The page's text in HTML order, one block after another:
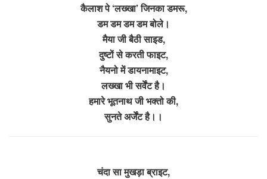
कैलाश पे ‘लख्खा’ जिनका डमरू,
डम डम डम डम बोले।
मैया जी बैठी साइड,
दुष्टों से करती फाइट,
नैयनो में डायनामाइट,
लख्खा भी सर्वेंट है।
हमारे भूतनाथ जी भक्तो की,
सुनते अर्जेंट है।।
चंदा सा मुखड़ा ब्राइट,